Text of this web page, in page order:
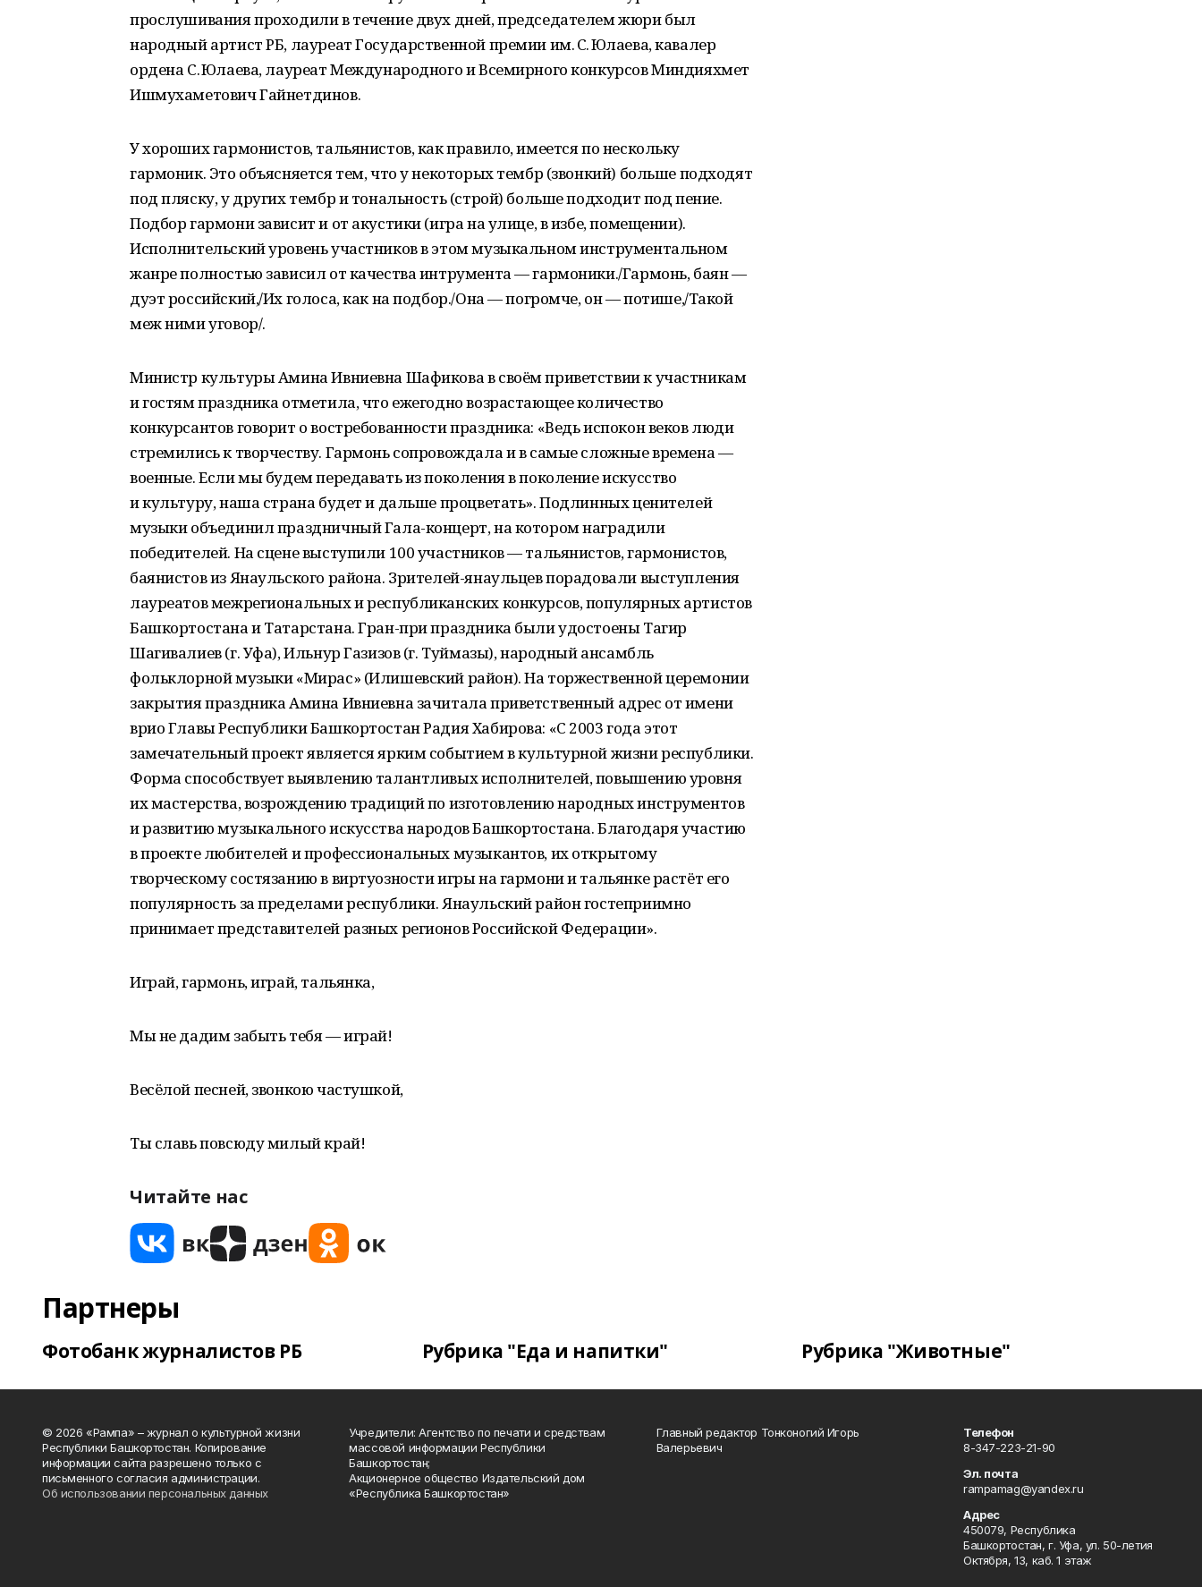
прослушивания проходили в течение двух дней, председателем жюри был
народный артист РБ, лауреат Государственной премии им. С. Юлаева, кавалер
ордена С. Юлаева, лауреат Международного и Всемирного конкурсов Миндияхмет
Ишмухаметович Гайнетдинов.
У хороших гармонистов, тальянистов, как правило, имеется по нескольку
гармоник. Это объясняется тем, что у некоторых тембр (звонкий) больше подходят
под пляску, у других тембр и тональность (строй) больше подходит под пение.
Подбор гармони зависит и от акустики (игра на улице, в избе, помещении).
Исполнительский уровень участников в этом музыкальном инструментальном
жанре полностью зависил от качества интрумента — гармоники./Гармонь, баян —
дуэт российский,/Их голоса, как на подбор./Она — погромче, он — потише,/Такой
меж ними уговор/.
Министр культуры Амина Ивниевна Шафикова в своём приветствии к участникам
и гостям праздника отметила, что ежегодно возрастающее количество
конкурсантов говорит о востребованности праздника: «Ведь испокон веков люди
стремились к творчеству. Гармонь сопровождала и в самые сложные времена —
военные. Если мы будем передавать из поколения в поколение искусство
и культуру, наша страна будет и дальше процветать». Подлинных ценителей
музыки объединил праздничный Гала-концерт, на котором наградили
победителей. На сцене выступили 100 участников — тальянистов, гармонистов,
баянистов из Янаульского района. Зрителей-янаульцев порадовали выступления
лауреатов межрегиональных и республиканских конкурсов, популярных артистов
Башкортостана и Татарстана. Гран-при праздника были удостоены Тагир
Шагивалиев (г. Уфа), Ильнур Газизов (г. Туймазы), народный ансамбль
фольклорной музыки «Мирас» (Илишевский район). На торжественной церемонии
закрытия праздника Амина Ивниевна зачитала приветственный адрес от имени
врио Главы Респуб­лики Башкортостан Радия Хабирова: «С 2003 года этот
замечательный проект является ярким событием в культурной жизни республики.
Форма способствует выявлению талантливых исполнителей, повышению уровня
их мастерства, возрождению традиций по изготовлению народных инструментов
и развитию музыкального искусства народов Башкортостана. Благодаря участию
в проекте любителей и профессиональных музыкантов, их открытому
творческому состязанию в виртуозности игры на гармони и тальянке растёт его
популярность за пределами республики. Янаульский район гостеприимно
принимает представителей разных регионов Российской Федерации».
Играй, гармонь, играй, тальянка,
Мы не дадим забыть тебя — играй!
Весёлой песней, звонкою частушкой,
Ты славь повсюду милый край!
Читайте нас
Партнеры
Фотобанк журналистов РБ Рубрика "Еда и напитки" Рубрика "Животные"
© 2026 «Рампа» – журнал о культурной жизни
Республики Башкортостан. Копирование
информации сайта разрешено только с
письменного согласия администрации.
Об использовании персональных данных
Учредители: Агентство по печати и средствам
массовой информации Республики
Башкортостан;
Акционерное общество Издательский дом
«Республика Башкортостан»
Главный редактор Тонконогий Игорь
Валерьевич
Телефон
8-347-223-21-90
Эл. почта
rampamag@yandex.ru
Адрес
450079, Республика
Башкортостан, г. Уфа, ул. 50-летия
Октября, 13, каб. 1 этаж